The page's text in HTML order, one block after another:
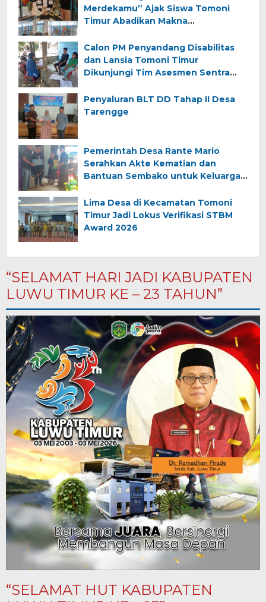
Merdekamu” Ajak Siswa Tomoni
Timur Abadikan Makna
Calon PM Penyandang Disabilitas
dan Lansia Tomoni Timur
Dikunjungi Tim Asesmen Sentra
Penyaluran BLT DD Tahap II Desa
Tarengge
Pemerintah Desa Rante Mario
Serahkan Akte Kematian dan
Bantuan Sembako untuk Keluarga
Lima Desa di Kecamatan Tomoni
Timur Jadi Lokus Verifikasi STBM
Award 2026
“SELAMAT HARI JADI KABUPATEN
LUWU TIMUR KE – 23 TAHUN”
“SELAMAT HUT KABUPATEN